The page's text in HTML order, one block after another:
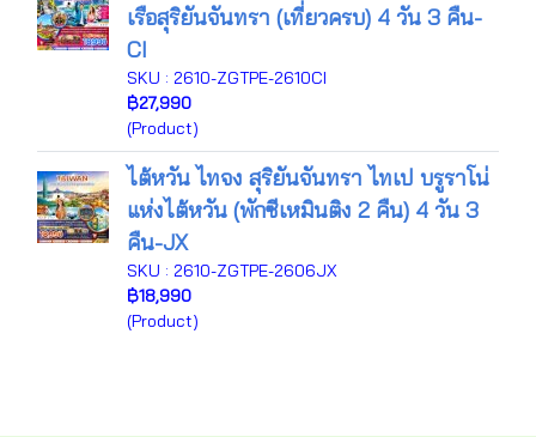
เรือสุริยันจันทรา (เที่ยวครบ) 4 วัน 3 คืน-
CI
SKU : 2610-ZGTPE-2610CI
฿27,990
(Product)
ไต้หวัน ไทจง สุริยันจันทรา ไทเป บรูราโน่
แห่งไต้หวัน (พักซีเหมินติง 2 คืน) 4 วัน 3
คืน-JX
SKU : 2610-ZGTPE-2606JX
฿18,990
(Product)